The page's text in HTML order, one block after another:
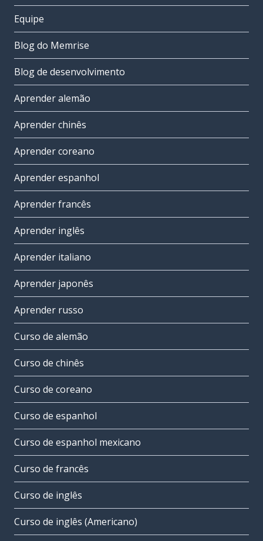
Equipe
Blog do Memrise
Blog de desenvolvimento
Aprender alemão
Aprender chinês
Aprender coreano
Aprender espanhol
Aprender francês
Aprender inglês
Aprender italiano
Aprender japonês
Aprender russo
Curso de alemão
Curso de chinês
Curso de coreano
Curso de espanhol
Curso de espanhol mexicano
Curso de francês
Curso de inglês
Curso de inglês (Americano)